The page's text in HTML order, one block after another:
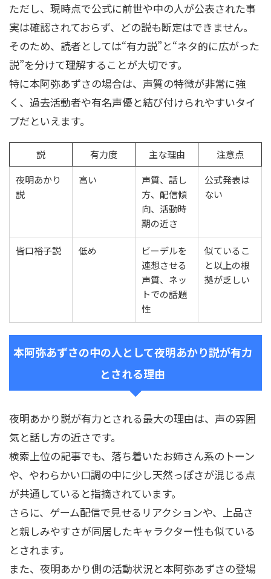
ただし、現時点で公式に前世や中の人が公表された事
実は確認されておらず、どの説も断定はできません。
そのため、読者としては“有力説”と“ネタ的に広がった
説”を分けて理解することが大切です。
特に本阿弥あずさの場合は、声質の特徴が非常に強
く、過去活動者や有名声優と結び付けられやすいタイ
プだといえます。
説 有力度 主な理由
注意点
夜明あかり
説
高い
声質、話し
方、配信傾
向、活動時
期の近さ
公式発表は
ない
皆口裕子説 低め
ビーデルを
連想させる
声質、ネッ
トでの話題
性
似ているこ
と以上の根
拠が乏しい
本阿弥あずさの中の人として夜明あかり説が有力
とされる理由
夜明あかり説が有力とされる最大の理由は、声の雰囲
気と話し方の近さです。
検索上位の記事でも、落ち着いたお姉さん系のトーン
や、やわらかい口調の中に少し天然っぽさが混じる点
が共通していると指摘されています。
さらに、ゲーム配信で見せるリアクションや、上品さ
と親しみやすさが同居したキャラクター性も似ている
とされます。
また、夜明あかり側の活動状況と本阿弥あずさの登場